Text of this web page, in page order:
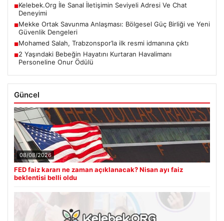
■Kelebek.Org İle Sanal İletişimin Seviyeli Adresi Ve Chat
Deneyimi
■Mekke Ortak Savunma Anlaşması: Bölgesel Güç Birliği ve Yeni
Güvenlik Dengeleri
■Mohamed Salah, Trabzonspor’la ilk resmi idmanına çıktı
■2 Yaşındaki Bebeğin Hayatını Kurtaran Havalimanı
Personeline Onur Ödülü
Güncel
08/08/2026
FED faiz kararı ne zaman açıklanacak? Nisan ayı faiz
beklentisi belli oldu